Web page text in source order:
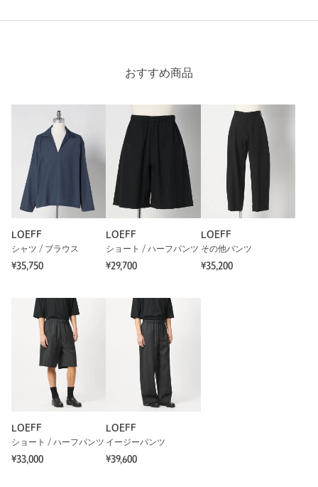
おすすめ商品
LOEFF
シャツ / ブラウス
¥35,750
LOEFF
ショート / ハーフパンツ
¥29,700
LOEFF
その他パンツ
¥35,200
LOEFF
ショート / ハーフパンツ
¥33,000
LOEFF
イージーパンツ
¥39,600